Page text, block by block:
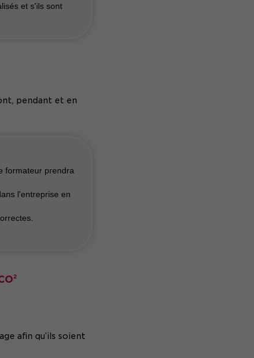
et s'ils sont
pendant et en
formateur prendra
l'entreprise en
afin qu’ils soient